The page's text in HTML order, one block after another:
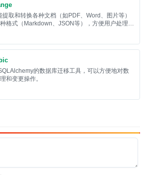
取和转换各种文档（如PDF、Word、图片等）
格式（Markdown、JSON等），方便用户处理和
的数据库迁移工具，可以方便地对数
和变更操作。